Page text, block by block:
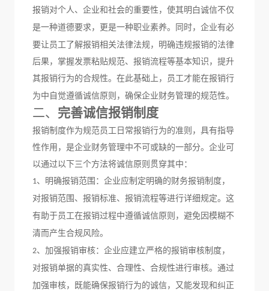
报销对个人、企业和社会的重要性，使其明白诚信不仅
是一种道德要求，更是一种职业素养。
同时，企业有必
要让员工了解报销相关法律法规，明确违规报销的法律
后果，掌握发票粘贴规范、报销流程等基本知识，提升
其报销行为的合规性。 在此基础上，员工才能在报销行
为中自觉遵循诚信原则，确保企业财务管理的规范性。
二、 完善诚信报销制度
报销制度作为规范员工日常报销行为的准则，具有指导
性作用，是企业财务管理中不可或缺的一部分。企业可
以通过以下三个方法将诚信原则贯穿其中：
1、 明确报销范围：企业应制定明确的财务报销制度，
对报销范围、报销标准、报销流程等进行详细规定。这
有助于员工在报销过程中遵循诚信原则，避免因模糊不
清而产生合规风险。
2、 加强报销审核：企业应建立严格的报销审核制度，
对报销单据的真实性、合理性、合规性进行审核。通过
加强审核，既能确保报销行为的诚信，又能发现和纠正